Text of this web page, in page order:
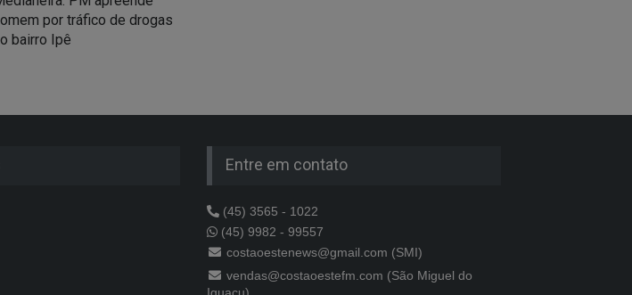
por tráfico de drogas
bairro Ipê
Entre em contato
(45) 3565 - 1022
(45) 9982 - 99557
costaoestenews@gmail.com (SMI)
vendas@costaoestefm.com (São Miguel do